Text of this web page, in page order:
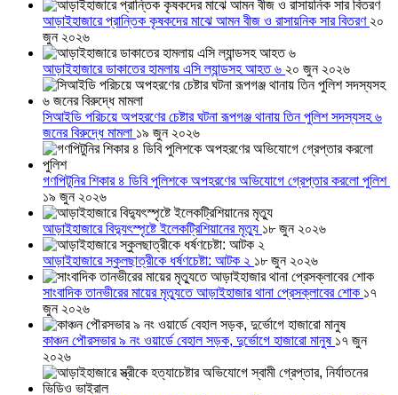
আড়াইহাজারে প্রান্তিক কৃষকদের মাঝে আমন বীজ ও রাসায়নিক সার বিতরণ ২০
জুন ২০২৬
আড়াইহাজারে ডাকাতের হামলায় এসি ল্যান্ডসহ আহত ৬ ২০ জুন ২০২৬
সিআইডি পরিচয়ে অপহরণের চেষ্টার ঘটনা রূপগঞ্জ থানায় তিন পুলিশ সদস্যসহ ৬
জনের বিরুদ্ধে মামলা ১৯ জুন ২০২৬
গণপিটুনির শিকার ৪ ডিবি পুলিশকে অপহরণের অভিযোগে গ্রেপ্তার করলো পুলিশ
১৯ জুন ২০২৬
আড়াইহাজারে বিদ্যুৎস্পৃষ্টে ইলেকট্রিশিয়ানের মৃত্যু ১৮ জুন ২০২৬
আড়াইহাজারে স্কুলছাত্রীকে ধর্ষণচেষ্টা: আটক ২ ১৮ জুন ২০২৬
সাংবাদিক তানভীরের মায়ের মৃত্যুতে আড়াইহাজার থানা প্রেসক্লাবের শোক ১৭
জুন ২০২৬
কাঞ্চন পৌরসভার ৯ নং ওয়ার্ডে বেহাল সড়ক, দুর্ভোগে হাজারো মানুষ ১৭ জুন
২০২৬